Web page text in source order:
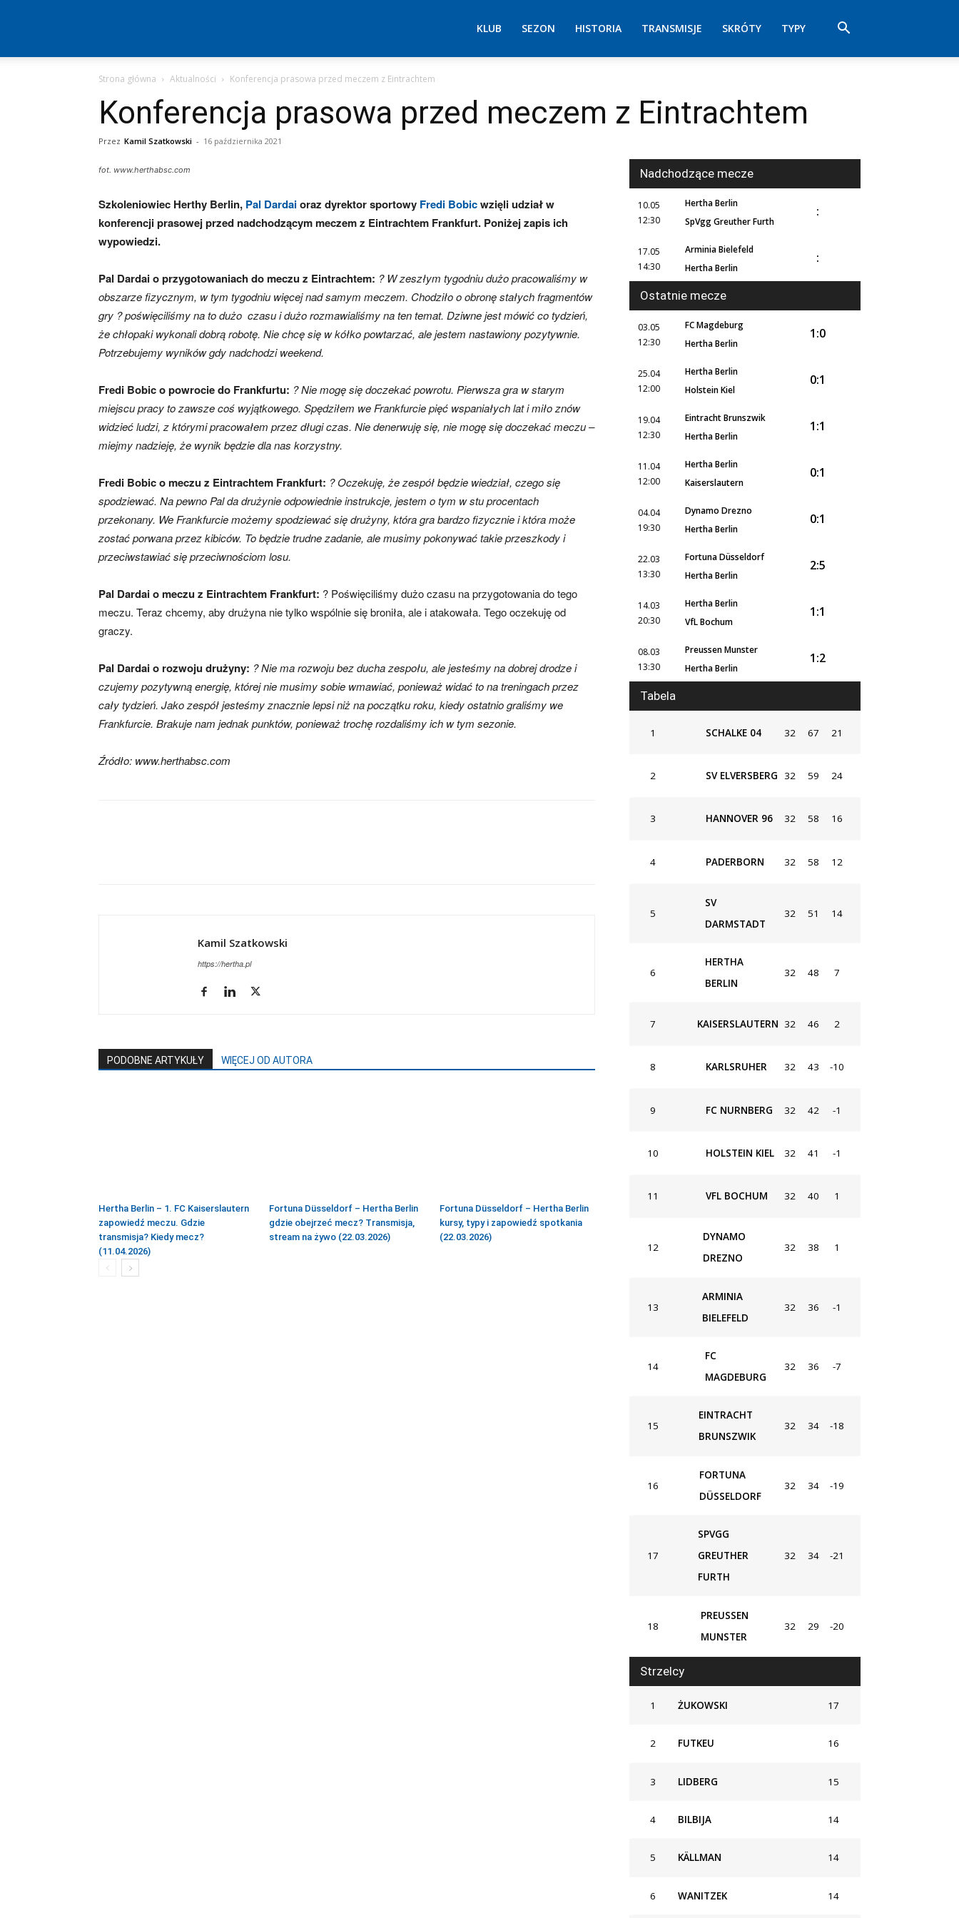
Berlin
–
aktualności
mecze,
KLUB SEZON HISTORIA TRANSMISJE SKRÓTY TYPY
Strona główna Aktualności Konferencja prasowa przed meczem z Eintrachtem
Konferencja prasowa przed meczem z Eintrachtem
Przez Kamil Szatkowski - 16 października 2021
fot. www.herthabsc.com
Szkoleniowiec Herthy Berlin, Pal Dardaioraz dyrektor sportowy Fredi Bobicwzięli udział w
konferencji prasowej przed nadchodzącym meczem z Eintrachtem Frankfurt. Poniżej zapis ich
wypowiedzi.
Pal Dardai o przygotowaniach do meczu z Eintrachtem: ? W zeszłym tygodniu dużo pracowaliśmy w
obszarze fizycznym, w tym tygodniu więcej nad samym meczem. Chodziło o obronę stałych fragmentów
gry ? poświęciliśmy na to dużo czasu i dużo rozmawialiśmy na ten temat. Dziwne jest mówić co tydzień,
że chłopaki wykonali dobrą robotę. Nie chcę się w kółko powtarzać, ale jestem nastawiony pozytywnie.
Potrzebujemy wyników gdy nadchodzi weekend.
Fredi Bobic o powrocie do Frankfurtu: ? Nie mogę się doczekać powrotu. Pierwsza gra w starym
miejscu pracy to zawsze coś wyjątkowego. Spędziłem we Frankfurcie pięć wspaniałych lat i miło znów
widzieć ludzi, z którymi pracowałem przez długi czas. Nie denerwuję się, nie mogę się doczekać meczu –
miejmy nadzieję, że wynik będzie dla nas korzystny.
Fredi Bobic o meczu z Eintrachtem Frankfurt: ? Oczekuję, że zespół będzie wiedział, czego się
spodziewać. Na pewno Pal da drużynie odpowiednie instrukcje, jestem o tym w stu procentach
przekonany. We Frankfurcie możemy spodziewać się drużyny, która gra bardzo fizycznie i która może
zostać porwana przez kibiców. To będzie trudne zadanie, ale musimy pokonywać takie przeszkody i
przeciwstawiać się przeciwnościom losu.
Pal Dardaio meczu z Eintrachtem Frankfurt: ? Poświęciliśmy dużo czasu na przygotowania do tego
meczu. Teraz chcemy, aby drużyna nie tylko wspólnie się broniła, ale i atakowała. Tego oczekuję od
graczy.
Pal Dardai o rozwoju drużyny: ? Nie ma rozwoju bez ducha zespołu, ale jesteśmy na dobrej drodze i
czujemy pozytywną energię, której nie musimy sobie wmawiać, ponieważ widać to na treningach przez
cały tydzień. Jako zespół jesteśmy znacznie lepsi niż na początku roku, kiedy ostatnio graliśmy we
Frankfurcie. Brakuje nam jednak punktów, ponieważ trochę rozdaliśmy ich w tym sezonie.
Źródło: www.herthabsc.com
Kamil Szatkowski
https://hertha.pl
PODOBNE ARTYKUŁY WIĘCEJ OD AUTORA
Hertha Berlin – 1. FC Kaiserslautern
zapowiedź meczu. Gdzie
transmisja? Kiedy mecz?
(11.04.2026)
Fortuna Düsseldorf – Hertha Berlin
gdzie obejrzeć mecz? Transmisja,
stream na żywo (22.03.2026)
Fortuna Düsseldorf – Hertha Berlin
kursy, typy i zapowiedź spotkania
(22.03.2026)
Nadchodzące mecze
10.05
12:30
Hertha Berlin
SpVgg Greuther Furth
:
17.05
14:30
Arminia Bielefeld
Hertha Berlin
:
Ostatnie mecze
03.05
12:30
FC Magdeburg
Hertha Berlin
1:0
25.04
12:00
Hertha Berlin
Holstein Kiel
0:1
19.04
12:30
Eintracht Brunszwik
Hertha Berlin
1:1
11.04
12:00
Hertha Berlin
Kaiserslautern
0:1
04.04
19:30
Dynamo Drezno
Hertha Berlin
0:1
22.03
13:30
Fortuna Düsseldorf
Hertha Berlin
2:5
14.03
20:30
Hertha Berlin
VfL Bochum
1:1
08.03
13:30
Preussen Munster
Hertha Berlin
1:2
Tabela
1 SCHALKE 04 32 67 21
2 SV ELVERSBERG 32 59 24
3 HANNOVER 96 32 58 16
4 PADERBORN 32 58 12
5
SV
DARMSTADT
32 51 14
6
HERTHA
BERLIN
32 48 7
7 KAISERSLAUTERN 32 46 2
8 KARLSRUHER 32 43 -10
9 FC NURNBERG 32 42 -1
10 HOLSTEIN KIEL 32 41 -1
11 VFL BOCHUM 32 40 1
12
DYNAMO
DREZNO
32 38 1
13
ARMINIA
BIELEFELD
32 36 -1
14
FC
MAGDEBURG
32 36 -7
15
EINTRACHT
BRUNSZWIK
32 34 -18
16
FORTUNA
DÜSSELDORF
32 34 -19
17
SPVGG
GREUTHER
FURTH
32 34 -21
18
PREUSSEN
MUNSTER
32 29 -20
Strzelcy
1 ŻUKOWSKI 17
2 FUTKEU 16
3 LIDBERG 15
4 BILBIJA 14
5 KÄLLMAN 14
6 WANITZEK 14